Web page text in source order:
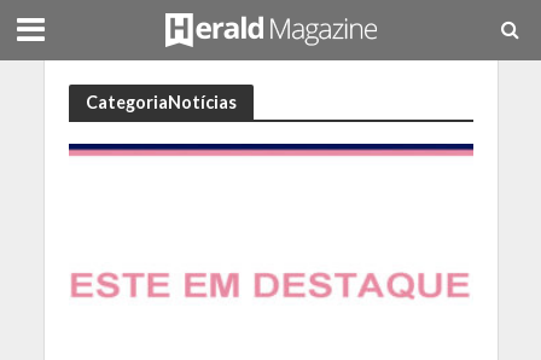
CategoriaNotícias